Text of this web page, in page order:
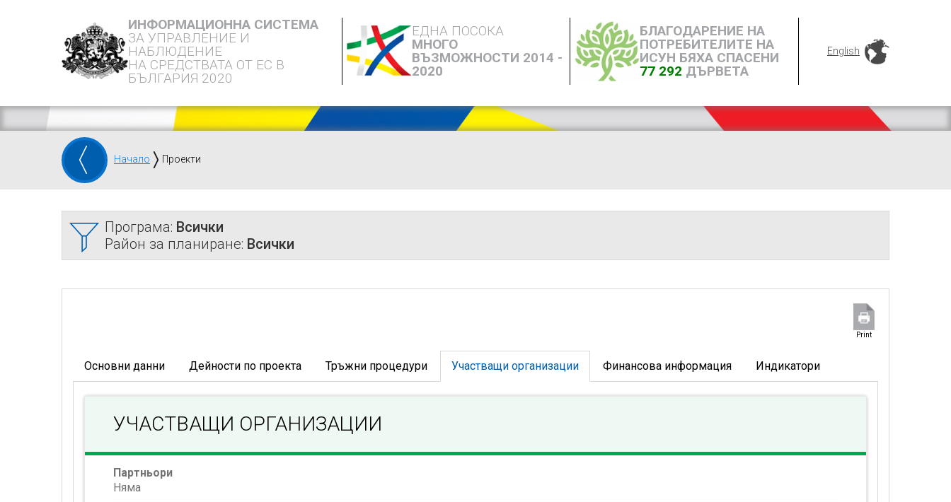
ИНФОРМАЦИОННА СИСТЕМА
ЗА УПРАВЛЕНИЕ И
НАБЛЮДЕНИЕ
НА СРЕДСТВАТА ОТ ЕС В
БЪЛГАРИЯ 2020
ЕДНА ПОСОКА
МНОГО
ВЪЗМОЖНОСТИ 2014 -
2020
БЛАГОДАРЕНИЕ НА
ПОТРЕБИТЕЛИТЕ НА
ИСУН БЯХА СПАСЕНИ
77 292 ДЪРВЕТА
English
Начало Проекти
Програма: Всички
Район за планиране: Всички
Print
Основни данни Дейности по проекта Тръжни процедури Участващи организации Финансова информация Индикатори
УЧАСТВАЩИ ОРГАНИЗАЦИИ
Партньори
Няма